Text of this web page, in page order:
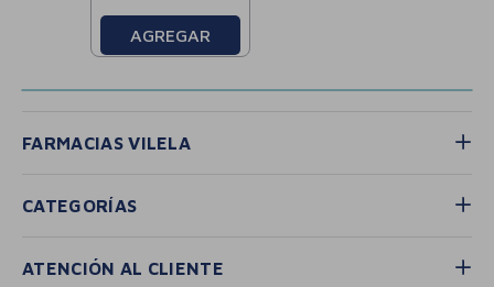
AGREGAR
FARMACIAS VILELA
CATEGORÍAS
ATENCIÓN AL CLIENTE